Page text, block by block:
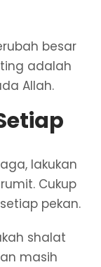
besar
adalah
Allah.
lakukan
Cukup
pekan.
shalat
masih